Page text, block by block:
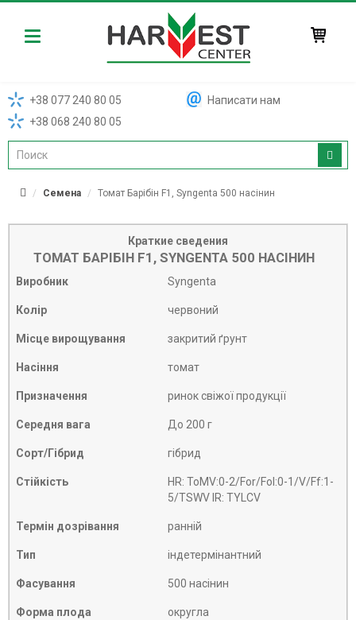
Harvest
+38 077 240 80 05
+38 068 240 80 05
Написати нам
Семена Томат Барібін F1, Syngenta 500 насінин
Краткие сведения
ТОМАТ БАРІБІН F1, SYNGENTA 500 НАСІНИН
Виробник Syngenta
Колір червоний
Місце вирощування закритий ґрунт
Насіння томат
Призначення ринок свіжої продукції
Середня вага До 200 г
Сорт/Гібрид гібрид
Стійкість
HR: ToMV:0-2/For/Fol:0-1/V/Ff:1-
5/TSWV IR: TYLCV
Термін дозрівання ранній
Тип індетермінантний
Фасування 500 насінин
Форма плода округла